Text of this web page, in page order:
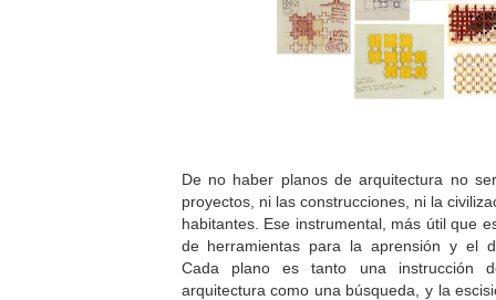
De no haber planos de arquitectura no
proyectos, ni las construcciones, ni la
habitantes. Ese instrumental, más útil que
de herramientas para la aprensión y el
Cada plano es tanto una instrucción
arquitectura como una búsqueda, y la